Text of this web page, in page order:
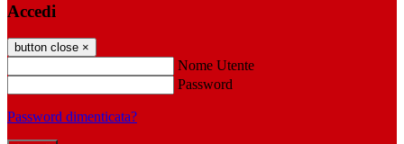
Accedi
button close ×
Nome Utente
Password
Password dimenticata?